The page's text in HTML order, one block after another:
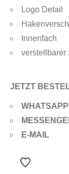
Logo Detail
Innenfach
verstellbarer
JETZT
WHATSAPP
E-MAIL